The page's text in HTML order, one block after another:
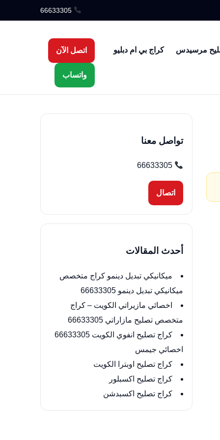
66633305
مرسيدس كراج بي ام دبليو اتصل الآن
واتساب
تواصل معنا
66633305
اتصال
أحدث المقالات
ميكانيكي تبديل دينمو كراج متخصص
ميكانيكي تبديل دينمو 66633305
اخصائي مازيراتي الكويت – كراج
متخصص تصليح مازاراتي 66633305
كراج تصليح انفوي الكويت 66633305
اخصائي جيمس
كراج تصليح اوبترا الكويت
كراج تصليح اكسبلور
كراج تصليح اكسبدشن